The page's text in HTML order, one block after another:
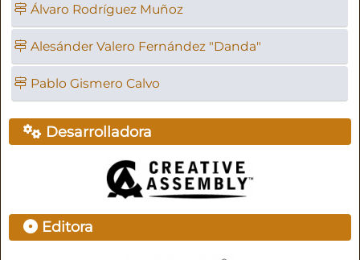
Álvaro Rodríguez Muñoz
Alesánder Valero Fernández "Danda"
Pablo Gismero Calvo
Desarrolladora
Editora